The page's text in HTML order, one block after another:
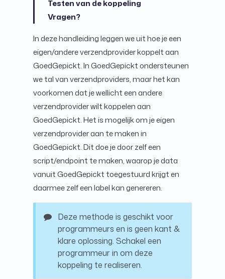
Testen van de koppeling
Vragen?
In deze handleiding leggen we uit hoe je een
eigen/andere verzendprovider koppelt aan
GoedGepickt. In GoedGepickt ondersteunen
we tal van verzendproviders, maar het kan
voorkomen dat je wellicht een andere
verzendprovider wilt koppelen aan
GoedGepickt. Het is mogelijk om je eigen
verzendprovider aan te maken in
GoedGepickt. Dit doe je door zelf een
script/endpoint te maken, waarop je data
vanuit GoedGepickt toegestuurd krijgt en
daarmee zelf een label kan genereren.
Deze methode is geschikt voor
programmeurs en is geen kant &
klare oplossing. Schakel een
programmeur in om deze
koppeling te realiseren.